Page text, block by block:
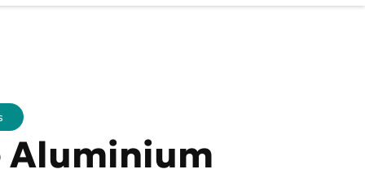
Aluminium